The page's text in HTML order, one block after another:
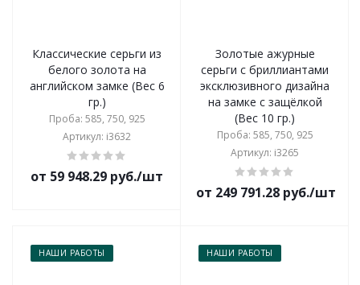
Классические серьги из
белого золота на
английском замке (Вес 6
гр.)
Проба: 585, 750, 925
Артикул: i3632
от 59 948.29 руб./шт
Золотые ажурные
серьги с бриллиантами
эксклюзивного дизайна
на замке с защёлкой
(Вес 10 гр.)
Проба: 585, 750, 925
Артикул: i3265
от 249 791.28 руб./шт
НАШИ РАБОТЫ НАШИ РАБОТЫ